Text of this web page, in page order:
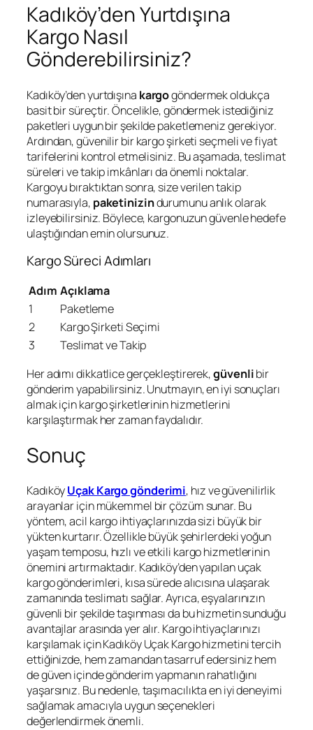
Kadıköy’den Yurtdışına
Kargo Nasıl
Gönderebilirsiniz?
Kadıköy’den yurtdışına kargogöndermek oldukça
basit bir süreçtir. Öncelikle, göndermek istediğiniz
paketleri uygun bir şekilde paketlemeniz gerekiyor.
Ardından, güvenilir bir kargo şirketi seçmeli ve fiyat
tarifelerini kontrol etmelisiniz. Bu aşamada, teslimat
süreleri ve takip imkânları da önemli noktalar.
Kargoyu bıraktıktan sonra, size verilen takip
numarasıyla, paketinizindurumunu anlık olarak
izleyebilirsiniz. Böylece, kargonuzun güvenle hedefe
ulaştığından emin olursunuz.
Kargo Süreci Adımları
Adım Açıklama
1
Paketleme
2
Kargo Şirketi Seçimi
3
Teslimat ve Takip
Her adımı dikkatlice gerçekleştirerek,güvenlibir
gönderim yapabilirsiniz. Unutmayın, en iyi sonuçları
almak için kargo şirketlerinin hizmetlerini
karşılaştırmak her zaman faydalıdır.
Sonuç
KadıköyUçak Kargo gönderimi, hız ve güvenilirlik
arayanlar için mükemmel bir çözüm sunar. Bu
yöntem, acil kargo ihtiyaçlarınızda sizi büyük bir
yükten kurtarır. Özellikle büyük şehirlerdeki yoğun
yaşam temposu, hızlı ve etkili kargo hizmetlerinin
önemini artırmaktadır. Kadıköy’den yapılan uçak
kargo gönderimleri, kısa sürede alıcısına ulaşarak
zamanında teslimatı sağlar. Ayrıca, eşyalarınızın
güvenli bir şekilde taşınması da bu hizmetin sunduğu
avantajlar arasında yer alır. Kargo ihtiyaçlarınızı
karşılamak için Kadıköy Uçak Kargo hizmetini tercih
ettiğinizde, hem zamandan tasarruf edersiniz hem
de güven içinde gönderim yapmanın rahatlığını
yaşarsınız. Bu nedenle, taşımacılıkta en iyi deneyimi
sağlamak amacıyla uygun seçenekleri
değerlendirmek önemli.